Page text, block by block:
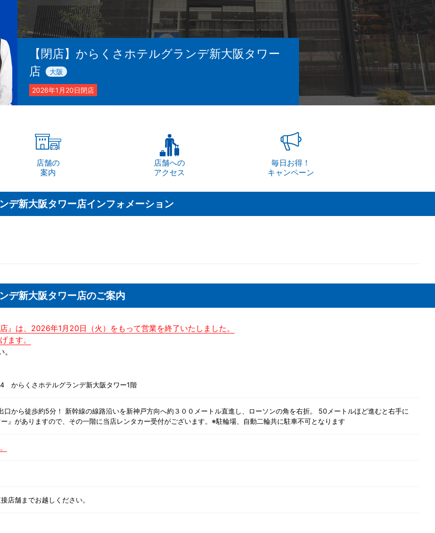
【閉店】からくさホテルグランデ新大阪タワー
店
大阪
2026年1月20日閉店
店舗の
案内
店舗への
アクセス
毎日お得！
キャンペーン
デ新大阪タワー店インフォメーション
デ新大阪タワー店のご案内
』は、2026年1月20日（火）をもって営業を終了いたしました。
ます。
からくさホテルグランデ新大阪タワー1階
から徒歩約5分！ 新幹線の線路沿いを新神戸方向へ約３００メートル直進し、ローソンの角を右折。 50メートルほど進むと右手に
』がありますので、その一階に当店レンタカー受付がございます。※駐輪場、自動二輪共に駐車不可となります
店舗までお越しください。